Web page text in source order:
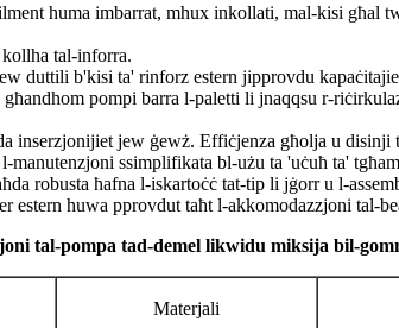
huma imbarrat, mhux inkollati, mal-kisi għal
tal-inforra.
duttili b'kisi ta' rinforz estern jipprovdu
pompi barra l-paletti li jnaqqsu r-
inserzjonijiet jew ġewż. Effiċjenza għolja u disinji
manutenzjoni ssimplifikata bl-użu ta 'uċuħ ta'
robusta ħafna l-iskartoċċ tat-tip li jġorr u l-
estern huwa pprovdut taħt l-akkomodazzjoni tal-
tal-pompa tad-demel likwidu miksija bil-
Materjali